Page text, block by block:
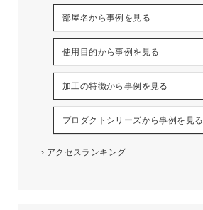
部屋名から事例を見る
使用目的から事例を見る
加工の特徴から事例を見る
プロダクトシリーズから事例を見る
› アクセスランキング